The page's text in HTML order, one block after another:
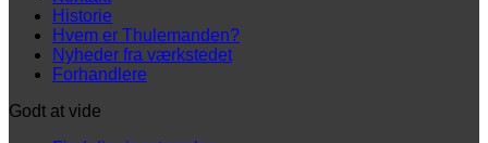
Historie
Hvem er Thulemanden?
Nyheder fra værkstedet
Forhandlere
Godt at vide